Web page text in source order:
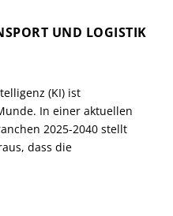
UND LOGISTIK
(KI) ist
In einer aktuellen
2025-2040 stellt
dass die